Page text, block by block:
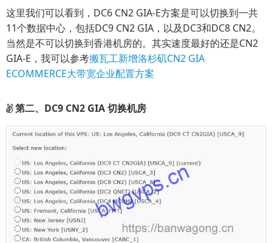
这里我们可以看到，DC6 CN2 GIA-E方案是可以切换到一共
11个数据中心，包括DC9 CN2 GIA，以及DC3和DC8 CN2。
当然是不可以切换到香港机房的。其实速度最好的还是CN2
GIA-E，我可以参考搬瓦工新增洛杉矶CN2 GIA
ECOMMERCE大带宽企业配置方案
第二、DC9 CN2 GIA 切换机房